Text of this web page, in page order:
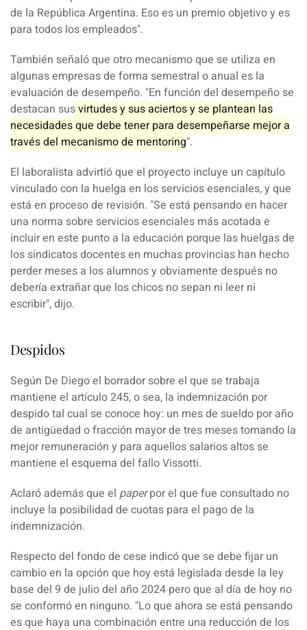
de la República Argentina. Eso es un premio objetivo y es
para todos los empleados".
También señaló que otro mecanismo que se utiliza en
algunas empresas de forma semestral o anual es la
evaluación de desempeño. "En función del desempeño se
destacan susvirtudes y sus aciertos y se plantean las
necesidades que debe tener para desempeñarse mejor a
través del mecanismo de mentoring".
El laboralista advirtió que el proyecto incluye un capítulo
vinculado con la huelga en los servicios esenciales, y que
está en proceso de revisión. "Se está pensando en hacer
una norma sobre servicios esenciales más acotada e
incluir en este punto a la educación porque las huelgas de
los sindicatos docentesen muchas provincias han hecho
perder meses a los alumnos y obviamente después no
debería extrañar que los chicos no sepan ni leer ni
escribir", dijo.
Despidos
Según De Diego el borrador sobre el que se trabaja
mantiene el artículo 245, o sea, la indemnización por
despido tal cual se conoce hoy: un mes de sueldo por año
de antigüedad o fracción mayor de tres meses tomando la
mejor remuneración y para aquellos salarios altos se
mantiene el esquema del fallo Vissotti.
Aclaró además que el paperpor el que fue consultado no
incluye la posibilidad de cuotas para el pago de la
indemnización.
Respecto del fondo de cese indicó que se debe fijar un
cambio en la opción que hoy está legislada desde la ley
base del 9 de julio del año2024 pero que al día de hoy no
se conformó en ninguno. "Lo que ahora se está pensando
es que haya una combinación entre una reducción de los